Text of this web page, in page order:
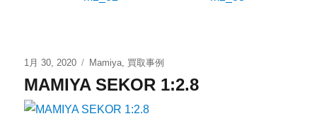
1月 30, 2020 Mamiya, 買取事例
MAMIYA SEKOR 1:2.8